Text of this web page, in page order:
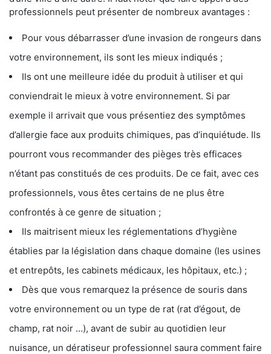
professionnels peut présenter de nombreux avantages :
Pour vous débarrasser d’une invasion de rongeurs dans
votre environnement, ils sont les mieux indiqués ;
Ils ont une meilleure idée du produit à utiliser et qui
conviendrait le mieux à votre environnement. Si par
exemple il arrivait que vous présentiez des symptômes
d’allergie face aux produits chimiques, pas d’inquiétude. Ils
pourront vous recommander des pièges très efficaces
n’étant pas constitués de ces produits. De ce fait, avec ces
professionnels, vous êtes certains de ne plus être
confrontés à ce genre de situation ;
Ils maitrisent mieux les réglementations d’hygiène
établies par la législation dans chaque domaine (les usines
et entrepôts, les cabinets médicaux, les hôpitaux, etc.) ;
Dès que vous remarquez la présence de souris dans
votre environnement ou un type de rat (rat d’égout, de
champ, rat noir …), avant de subir au quotidien leur
nuisance, un dératiseur professionnel saura comment faire